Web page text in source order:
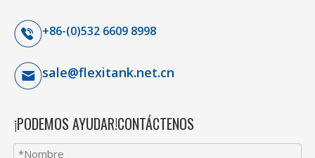
+86-(0)532 6609 8998
sale@flexitank.net.cn
¡PODEMOS AYUDAR!CONTÁCTENOS